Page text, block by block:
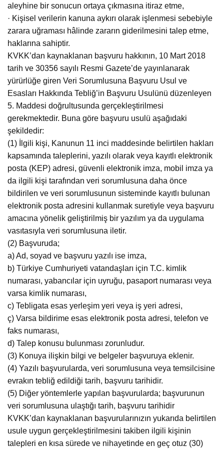
aleyhine bir sonucun ortaya çıkmasına itiraz etme,
· Kişisel verilerin kanuna aykırı olarak işlenmesi sebebiyle
zarara uğraması hâlinde zararın giderilmesini talep etme,
haklarına sahiptir.
KVKK’dan kaynaklanan başvuru hakkının, 10 Mart 2018
tarih ve 30356 sayılı Resmi Gazete’de yayınlanarak
yürürlüğe giren Veri Sorumlusuna Başvuru Usul ve
Esasları Hakkında Tebliğ’in Başvuru Usulünü düzenleyen
5. Maddesi doğrultusunda gerçekleştirilmesi
gerekmektedir. Buna göre başvuru usulü aşağıdaki
şekildedir:
(1) İlgili kişi, Kanunun 11 inci maddesinde belirtilen hakları
kapsamında taleplerini, yazılı olarak veya kayıtlı elektronik
posta (KEP) adresi, güvenli elektronik imza, mobil imza ya
da ilgili kişi tarafından veri sorumlusuna daha önce
bildirilen ve veri sorumlusunun sisteminde kayıtlı bulunan
elektronik posta adresini kullanmak suretiyle veya başvuru
amacına yönelik geliştirilmiş bir yazılım ya da uygulama
vasıtasıyla veri sorumlusuna iletir.
(2) Başvuruda;
a) Ad, soyad ve başvuru yazılı ise imza,
b) Türkiye Cumhuriyeti vatandaşları için T.C. kimlik
numarası, yabancılar için uyruğu, pasaport numarası veya
varsa kimlik numarası,
c) Tebligata esas yerleşim yeri veya iş yeri adresi,
ç) Varsa bildirime esas elektronik posta adresi, telefon ve
faks numarası,
d) Talep konusu bulunması zorunludur.
(3) Konuya ilişkin bilgi ve belgeler başvuruya eklenir.
(4) Yazılı başvurularda, veri sorumlusuna veya temsilcisine
evrakın tebliğ edildiği tarih, başvuru tarihidir.
(5) Diğer yöntemlerle yapılan başvurularda; başvurunun
veri sorumlusuna ulaştığı tarih, başvuru tarihidir
KVKK’dan kaynaklanan başvurularınızın yukarıda belirtilen
usule uygun gerçekleştirilmesini takiben ilgili kişinin
talepleri en kısa sürede ve nihayetinde en geç otuz (30)